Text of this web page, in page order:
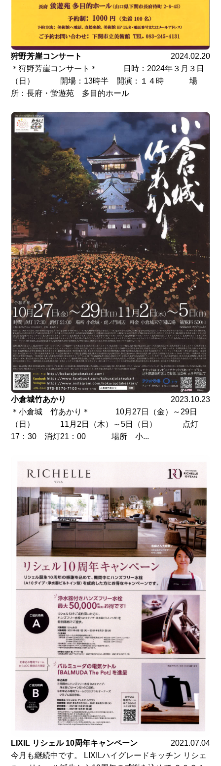
狩野芳崖コンサート
2024.02.20
＊狩野芳崖コンサート＊ 日時：2024年３月３日
（日） 開場：13時半 開演：１４時 場
所：長府・蛍遊苑 多目的ホール
小倉城竹あかり
2023.10.23
＊小倉城 竹あかり＊ 10月27日（金）～29日
（日） 11月2日（木）～5日（日） 点灯
17：30 消灯21：00 場所 小...
LIXIL リシェル 10周年キャンペーン
2021.07.04
今月も継続中です。 LIXILハイグレードキッチン リシェ